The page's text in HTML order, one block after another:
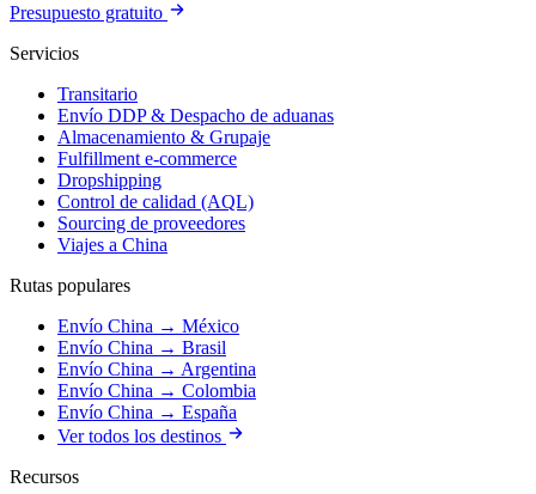
Presupuesto gratuito
Servicios
Transitario
Envío DDP & Despacho de aduanas
Almacenamiento & Grupaje
Fulfillment e-commerce
Dropshipping
Control de calidad (AQL)
Sourcing de proveedores
Viajes a China
Rutas populares
Envío China → México
Envío China → Brasil
Envío China → Argentina
Envío China → Colombia
Envío China → España
Ver todos los destinos
Recursos